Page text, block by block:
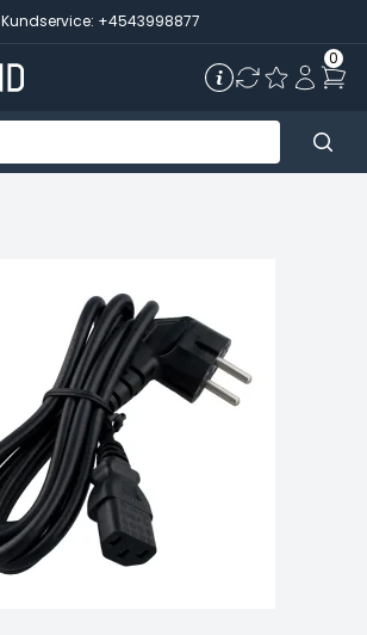
Kundservice: +4543998877
0